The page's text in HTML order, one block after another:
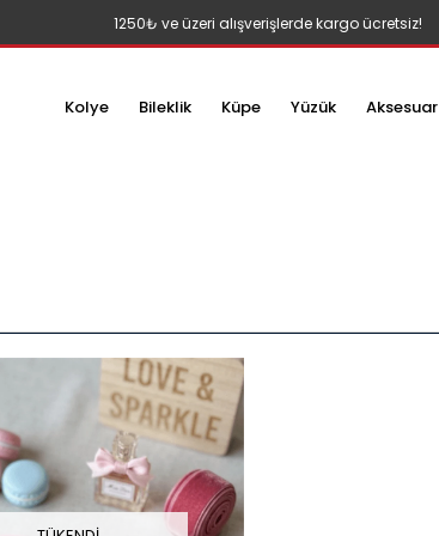
1250₺ ve üzeri alışverişlerde kargo ücretsiz!
Kolye Bileklik Küpe Yüzük Aksesuar